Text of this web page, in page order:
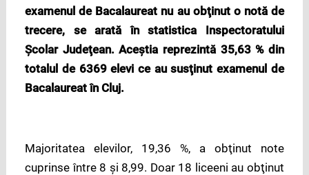
examenul de Bacalaureat nu au obţinut o notă de
trecere, se arată în statistica Inspectoratului
Şcolar Judeţean. Aceştia reprezintă 35,63 % din
totalul de 6369 elevi ce au susţinut examenul de
Bacalaureatîn Cluj.
Majoritatea elevilor, 19,36 %, a obţinut note
cuprinse între 8 şi 8,99. Doar 18 liceeni au obţinut